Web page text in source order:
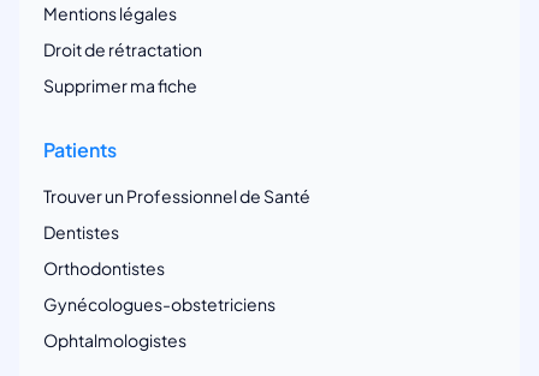
Mentions légales
Droit de rétractation
Supprimer ma fiche
Patients
Trouver un Professionnel de Santé
Dentistes
Orthodontistes
Gynécologues-obstetriciens
Ophtalmologistes